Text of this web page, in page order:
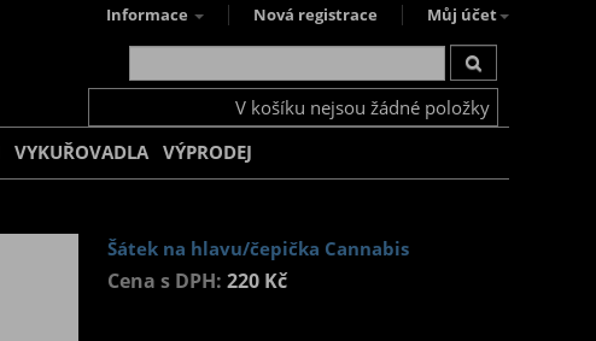
Informace Nová registrace Můj účet
V košíku nejsou žádné položky
VYKUŘOVADLA VÝPRODEJ
Šátek na hlavu/čepička Cannabis
Cena s DPH: 220 Kč